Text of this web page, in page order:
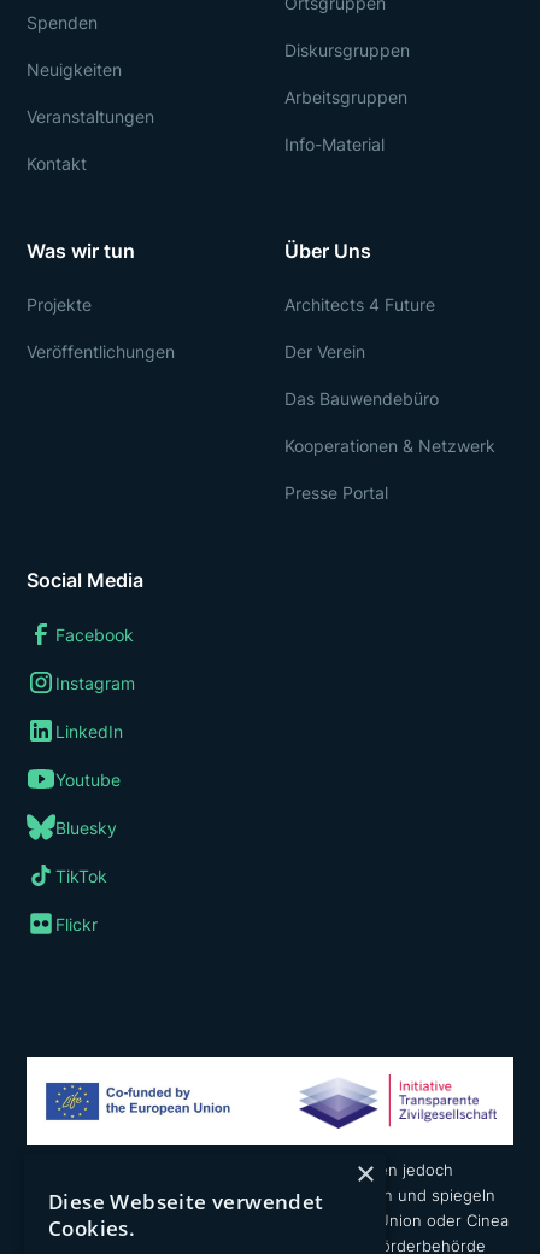
Spenden
Neuigkeiten
Veranstaltungen
Kontakt
Diskursgruppen
Arbeitsgruppen
Info-Material
Social Media
Facebook
Instagram
LinkedIn
Youtube
Bluesky
TikTok
Flickr
Was wir tun
Projekte
Veröffentlichungen
Über Uns
Architects 4 Future
Der Verein
Das Bauwendebüro
Kooperationen & Netzwerk
Presse Portal
Die geäußerten Ansichten und Meinungen liegen jedoch
ausschließlich in der Verantwortung der Autoren und spiegeln
nicht notwendigerweise die der Europäischen Union oder Cinea
wider. Weder die Europäische Union noch die Förderbehörde
×
Diese Webseite verwendet
Cookies.